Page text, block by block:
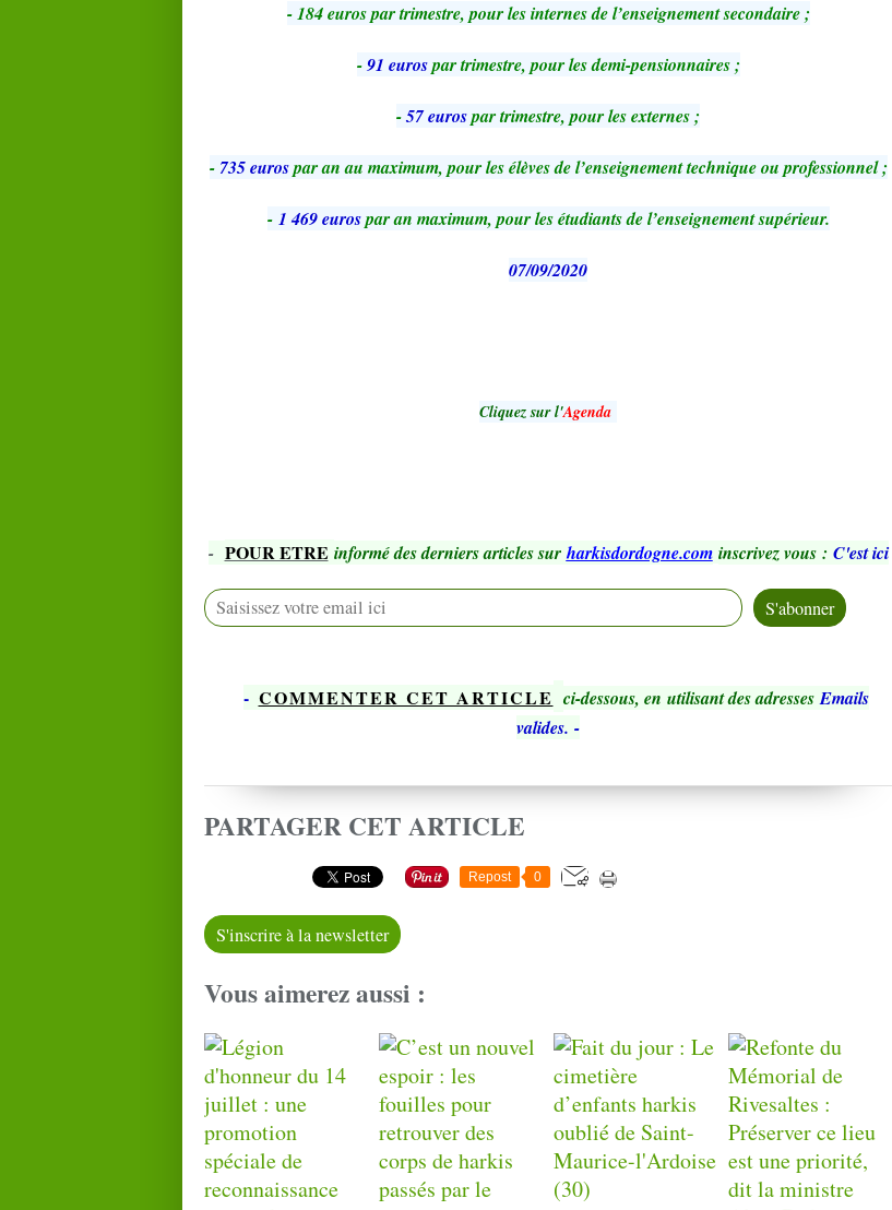
- 184 euros par trimestre, pour les internes de l’enseignement secondaire ;
-91 eurospar trimestre, pour les demi-pensionnaires ;
-57 eurospar trimestre, pour les externes ;
- 735 eurospar an au maximum, pour les élèves de l’enseignement technique ou professionnel ;
- 1 469 eurospar an maximum, pour les étudiants de l’enseignement supérieur.
07/09/2020
Cliquez sur l'Agenda
- POUR ETRE informé des derniers articles sur harkisdordogne.com inscrivez vous : C'est ici
- COMMENTER CET ARTICLE ci-dessous, en utilisant des adressesEmails
valides. -
PARTAGER CET ARTICLE
Repost 0
S'inscrire à la newsletter
Vous aimerez aussi :